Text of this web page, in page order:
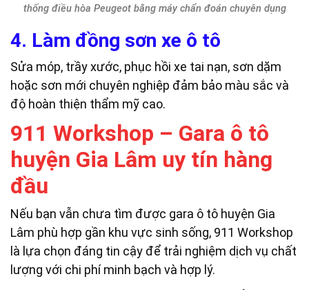
thống điều hòa Peugeot bằng máy chẩn đoán chuyên dụng
4. Làm đồng sơn xe ô tô
Sửa móp, trầy xước, phục hồi xe tai nạn, sơn dặm
hoặc sơn mới chuyên nghiệp đảm bảo màu sắc và
độ hoàn thiện thẩm mỹ cao.
911 Workshop – Gara ô tô
huyện Gia Lâm uy tín hàng
đầu
Nếu bạn vẫn chưa tìm được gara ô tô huyện Gia
Lâm phù hợp gần khu vực sinh sống, 911 Workshop
là lựa chọn đáng tin cậy để trải nghiệm dịch vụ chất
lượng với chi phí minh bạch và hợp lý.